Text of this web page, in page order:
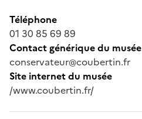
Téléphone
01 30 85 69 89
Contact générique du musée
conservateur@coubertin.fr
Site internet du musée
/www.coubertin.fr/